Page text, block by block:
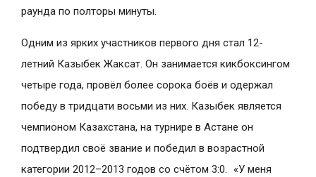
раунда по полторы минуты.
Одним из ярких участников первого дня стал 12-
летний Казыбек Жаксат. Он занимается кикбоксингом
четыре года, провёл более сорока боёв и одержал
победу в тридцати восьми из них. Казыбек является
чемпионом Казахстана, на турнире в Астане он
подтвердил своё звание и победил в возрастной
категории 2012–2013 годов со счётом 3:0. «У меня